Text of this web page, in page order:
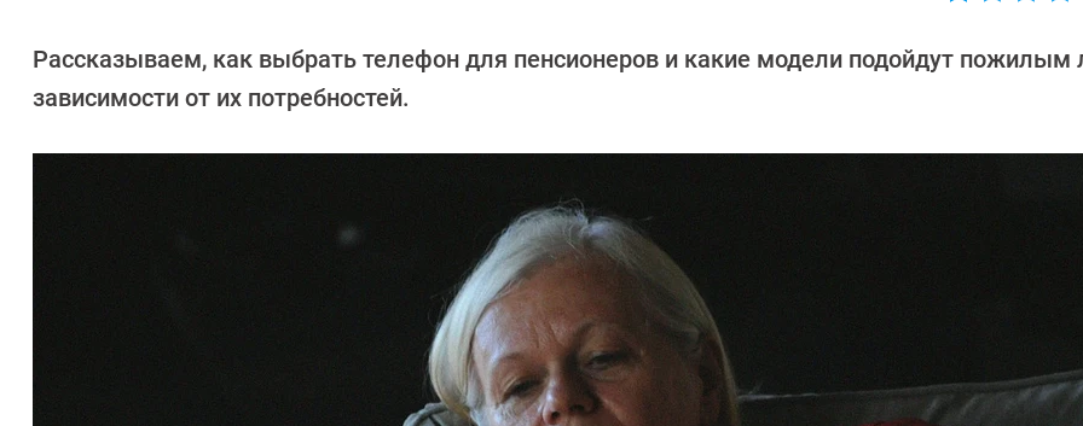
Иванов
Рассказываем, как выбрать телефон для пенсионеров и какие модели подойдут
зависимости от их потребностей.